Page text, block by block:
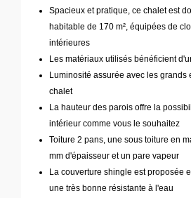
Spacieux et pratique, ce chalet est
habitable de 170 m², équipées de
intérieures
Les matériaux utilisés bénéficient
Luminosité assurée avec les grands
chalet
La hauteur des parois offre la
intérieur comme vous le souhaitez
Toiture 2 pans, une sous toiture en
mm d'épaisseur et un pare vapeur
La couverture shingle est proposée
une très bonne résistante à l'eau